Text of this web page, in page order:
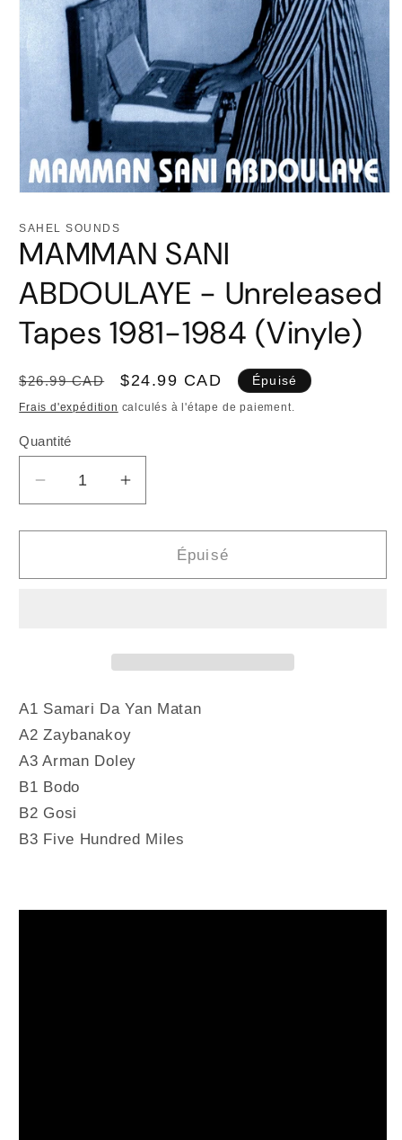
média
dans
une
fenêtre
modale
SAHEL SOUNDS
MAMMAN SANI
ABDOULAYE - Unreleased
Tapes 1981-1984 (Vinyle)
Prix
habituel
$26.99 CAD
Prix
promotionnel
$24.99 CAD Épuisé
Frais d'expédition calculés à l'étape de paiement.
Quantité
Quantité
Réduire
la
quantité
MAMMAN
1981-
1984
(Vinyle)
Augmenter
la
quantité
MAMMAN
1981-
1984
(Vinyle)
Épuisé
A1 Samari Da Yan Matan
A2 Zaybanakoy
A3 Arman Doley
B1 Bodo
B2 Gosi
B3 Five Hundred Miles